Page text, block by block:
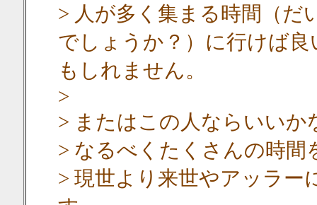
> 人が多く集まる時間（だ
でしょうか？）に行けば
もしれません。
>
> またはこの人ならいいか
> なるべくたくさんの時間
> 現世より来世やアッラー